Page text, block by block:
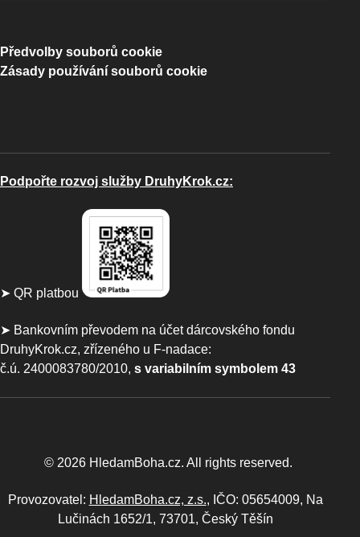
Předvolby souborů cookie
Zásady používání souborů cookie
Podpořte rozvoj služby DruhyKrok.cz:
➤ QR platbou
➤ Bankovním převodem na účet dárcovského fondu
DruhyKrok.cz, zřízeného u F-nadace:
č.ú. 2400083780/2010, s variabilním symbolem 43
© 2026 HledamBoha.cz. All rights reserved.
Provozovatel: HledamBoha.cz, z.s., IČO: 05654009, Na
Lučinách 1652/1, 73701, Český Těšín